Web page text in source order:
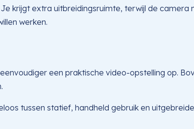
krijgt extra uitbreidingsruimte, terwijl de
werken.
een praktische video-opstelling op.
tussen statief, handheld gebruik en